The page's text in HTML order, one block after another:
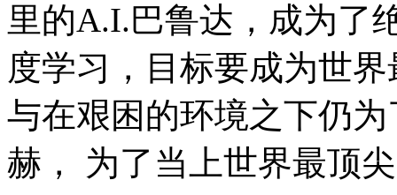
里的A.I.巴鲁达，成为了
度学习，目标要成为世
与在艰困的环境之下仍
赫， 为了当上世界最顶